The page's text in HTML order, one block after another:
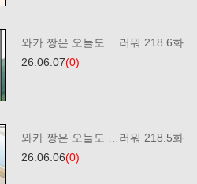
와카 짱은 오늘도 …러워 218.6화
26.06.07(0)
와카 짱은 오늘도 …러워 218.5화
26.06.06(0)